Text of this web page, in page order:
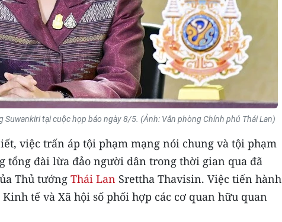
tại cuộc họp báo ngày 8/5. (Ảnh: Văn phòng Chính phủ Thái Lan)
việc trấn áp tội phạm mạng nói chung và tội phạm
tổng đài lừa đảo người dân trong thời gian qua đã
Thủ tướng Thái Lan Srettha Thavisin. Việc tiến hành
tế và Xã hội số phối hợp các cơ quan hữu quan